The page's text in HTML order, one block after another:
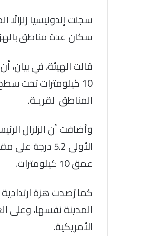
سكان عدة مناطق
10 كيلومترات تحت
المناطق القريبة.
وأضافت أن الزلزال
عمق 10 كيلومترات.
المدينة نفسها، وعلى
الأمريكية.